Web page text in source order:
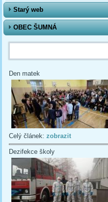
Starý web
OBEC ŠUMNÁ
Vyhledávání
Den matek
Celý článek:zobrazit
Dezifekce školy